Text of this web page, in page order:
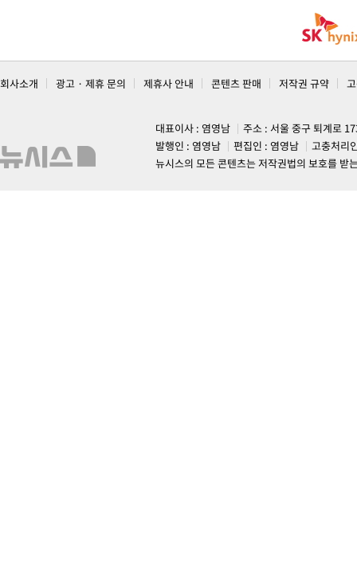
회사소개 광고 · 제휴 문의 제휴사 안내 콘텐츠 판매 저작권 규약
대표이사 : 염영남
주소 : 서울 중구 퇴계로
발행인 : 염영남
편집인 : 염영남
고충처리
뉴시스의 모든 콘텐츠는 저작권법의 보호를